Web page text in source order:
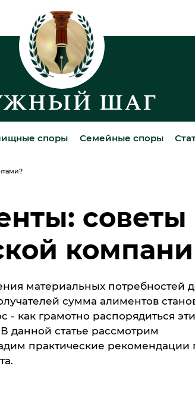
споры Семейные споры
советы
материальных потребностей
сумма алиментов
- как грамотно распорядиться
данной статье рассмотрим
практические рекомендации